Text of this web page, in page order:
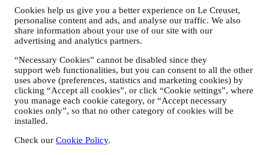
Cookies help us give you a better experience on Le Creuset,
personalise content and ads, and analyse our traffic. We also
share information about your use of our site with our
advertising and analytics partners.
“Necessary Cookies” cannot be disabled since they
support web functionalities, but you can consent to all the other
uses above (preferences, statistics and marketing cookies) by
clicking “Accept all cookies”, or click “Cookie settings”, where
you manage each cookie category, or “Accept necessary
cookies only”, so that no other category of cookies will be
installed.
Check our Cookie Policy.
samband med vårt avtalsförhållande till dig, t. ex. bland annat
bokföring, fakturering och revision, verifiering av kontokort,
bedrägerikontroll, trygghet, säkerhet, systemtest, underhåll
och statistisk analys m.m. Emellanåt kan det hända att vi
måste kontakta dig på grund av administrativa eller
verksamhetsmässiga skäl. Till exempel för att skicka dig
information om ditt köp. Vi kommer också att använda dina
uppgifter för att svara på förfrågningar som du skickar via vår
webbplats eller genom andra kanaler. Sådan bearbetning
bygger på ett avtalsfäst utförande av våra e-handelstjänster.
FÖR ATT INFORMERA DIG OM LE CREUSETS
Om du har samtyckt till att vi gör det (till exempel genom att